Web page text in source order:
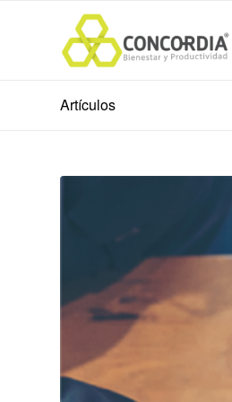
Artículos